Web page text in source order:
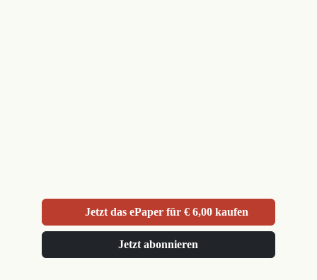
Jetzt das ePaper für € 6,00 kaufen
Jetzt abonnieren